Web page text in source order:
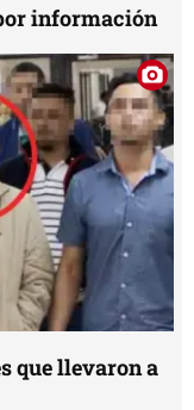
información
que llevaron a